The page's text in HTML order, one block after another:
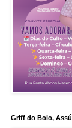
Griff do Bolo, Assú